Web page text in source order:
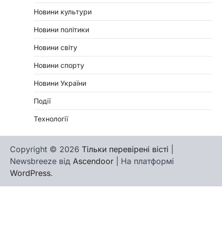
Новини культури
Новини політики
Новини світу
Новини спорту
Новини України
Події
Технології
Copyright © 2026 Тільки перевірені вісті
Newsbreeze від Ascendoor | На платформі
WordPress.